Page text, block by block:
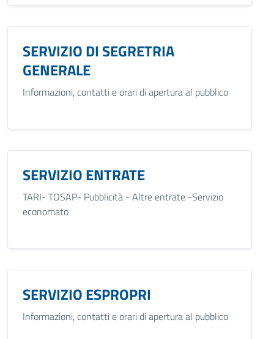
SERVIZIO DI SEGRETRIA
GENERALE
Informazioni, contatti e orari di apertura al pubblico
SERVIZIO ENTRATE
TARI- TOSAP- Pubblicità - Altre entrate -Servizio
economato
SERVIZIO ESPROPRI
Informazioni, contatti e orari di apertura al pubblico